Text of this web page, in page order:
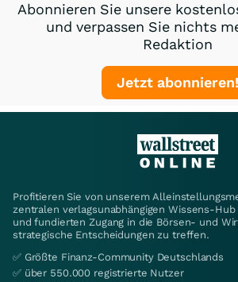
Abonnieren Sie unsere
und verpassen Sie nichts
Redaktion
Jetzt abonnieren!
Profitieren Sie von unserem
zentralen verlagsunabhängigen Wissens-
und fundierten Zugang in die Börsen- und
strategische Entscheidungen zu treffen.
✅ Größte Finanz-Community Deutschlands
✅ über 550.000 registrierte Nutzer